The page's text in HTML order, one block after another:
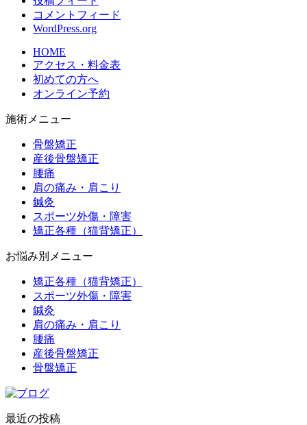
コメントフィード
WordPress.org
HOME
アクセス・料金表
初めての方へ
オンライン予約
施術メニュー
骨盤矯正
産後骨盤矯正
腰痛
肩の痛み・肩こり
鍼灸
スポーツ外傷・障害
矯正各種（猫背矯正）
お悩み別メニュー
矯正各種（猫背矯正）
スポーツ外傷・障害
鍼灸
肩の痛み・肩こり
腰痛
産後骨盤矯正
骨盤矯正
最近の投稿